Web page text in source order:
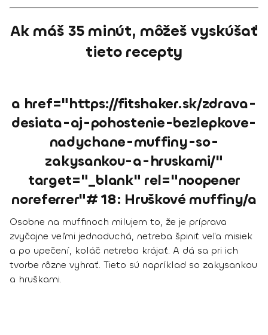
Ak máš 35 minút, môžeš vyskúšať
tieto recepty
a href="https://fitshaker.sk/zdrava-
desiata-aj-pohostenie-bezlepkove-
nadychane-muffiny-so-
zakysankou-a-hruskami/"
target="_blank" rel="noopener
noreferrer"# 18: Hruškové muffiny/a
Osobne na muffinoch milujem to, že je príprava
zvyčajne veľmi jednoduchá, netreba špiniť veľa misiek
a po upečení, koláč netreba krájať. A dá sa pri ich
tvorbe rôzne vyhrať. Tieto sú napríklad so zakysankou
a hruškami.